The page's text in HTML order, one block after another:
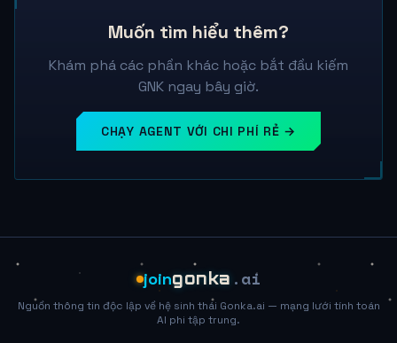
Muốn tìm hiểu thêm?
Khám phá các phần khác hoặc bắt đầu kiếm
GNK ngay bây giờ.
CHẠY AGENT VỚI CHI PHÍ RẺ →
joingonka .ai
Nguồn thông tin độc lập về hệ sinh thái Gonka.ai — mạng lưới tính toán
AI phi tập trung.